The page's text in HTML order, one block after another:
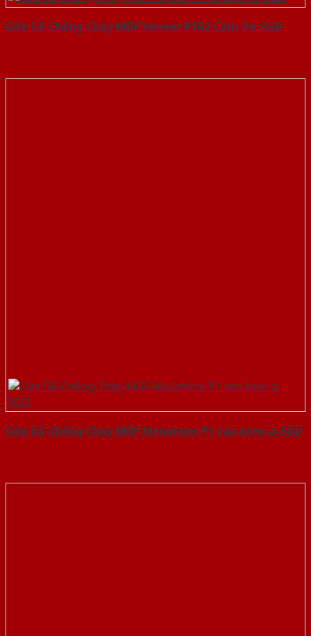
Cửa Gỗ Chống Cháy MDF Veneer P1R2 Căm Xe-SGD
Cửa Gỗ Chống Cháy MDF Melamine P1 van kem-a-SGD